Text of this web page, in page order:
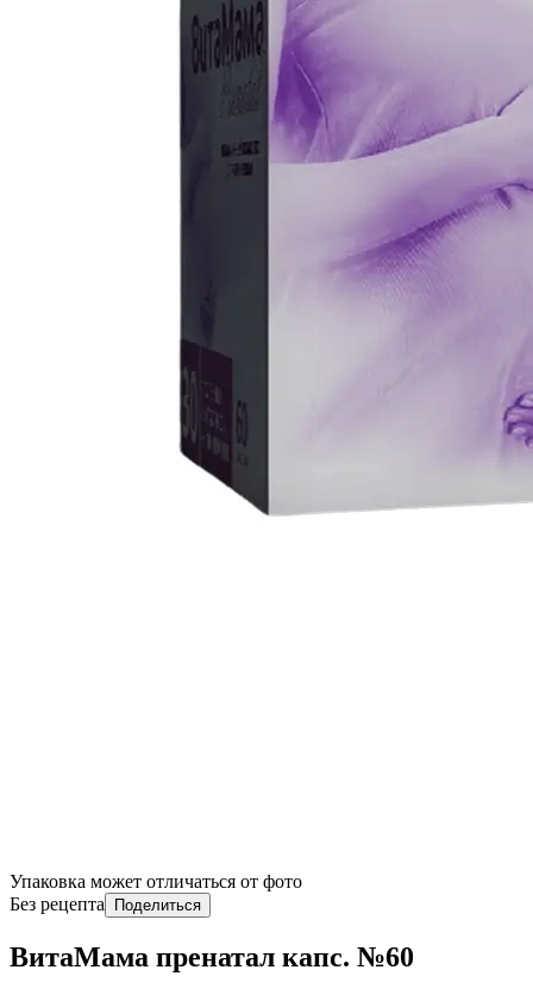
Упаковка может отличаться от фото
Без рецепта
Поделиться
ВитаМама пренатал капс. №60